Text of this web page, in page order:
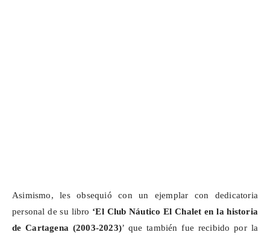
Asimismo, les obsequió con un ejemplar con dedicatoria
personal de su libro ‘El Club Náutico ElChalet en la historia
de Cartagena (2003-2023)’ que también fue recibido por la